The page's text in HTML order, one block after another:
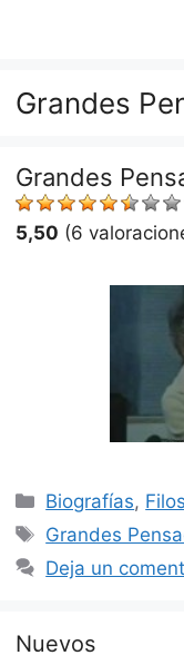
Grandes
Grandes
5,50 (6
Categorías
Biografías,
Etiquetas
Grandes
Deja un
Nuevos